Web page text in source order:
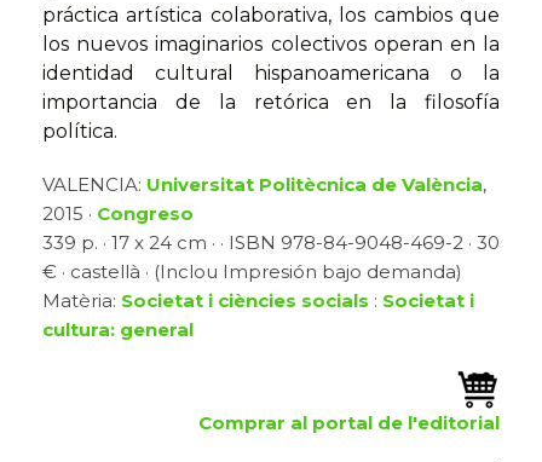
práctica artística colaborativa, los cambios que
los nuevos imaginarios colectivos operan en la
identidad cultural hispanoamericana o la
importancia de la retórica en la filosofía
política.
VALENCIA: Universitat Politècnica de València,
2015 · Congreso
339 p. · 17 x 24 cm · · ISBN 978-84-9048-469-2 · 30
€ · castellà · (Inclou Impresión bajo demanda)
Matèria: Societat i ciències socials : Societat i
cultura: general
Comprar al portal de l'editorial